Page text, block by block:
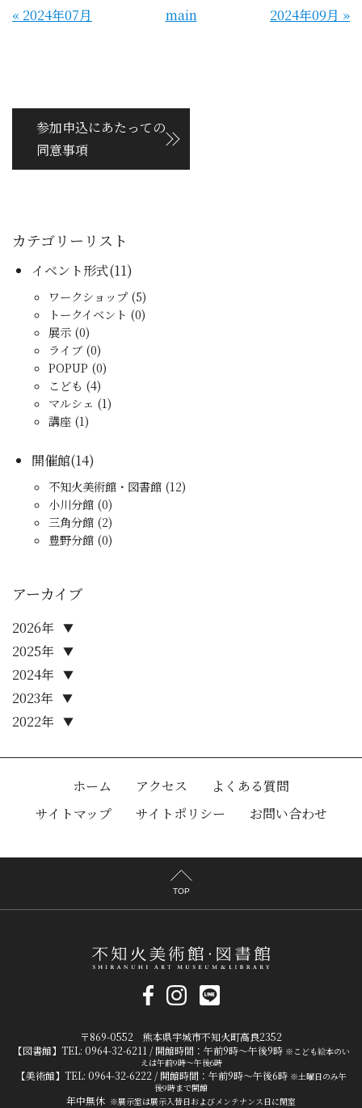
« 2024年07月 main 2024年09月 »
参加申込にあたっての
同意事項
カテゴリーリスト
イベント形式(11)
ワークショップ (5)
トークイベント (0)
展示 (0)
ライブ (0)
POPUP (0)
こども (4)
マルシェ (1)
講座 (1)
開催館(14)
不知火美術館・図書館 (12)
小川分館 (0)
三角分館 (2)
豊野分館 (0)
アーカイブ
2022年 ▼
2023年 ▼
2024年 ▼
2025年 ▼
2026年 ▼
ホーム アクセス
よくある質問
サイトマップ
サイトポリシー お問い合わせ
TOP
〒869-0552 熊本県宇城市不知火町高良2352
【図書館】TEL: 0964-32-6211 / 開館時間：午前9時～午後9時 ※こども絵本のい
えは午前9時～午後6時
【美術館】TEL: 0964-32-6222 / 開館時間：午前9時～午後6時 ※土曜日のみ午
後9時まで開館
年中無休 ※展示室は展示入替日およびメンテナンス日に閉室